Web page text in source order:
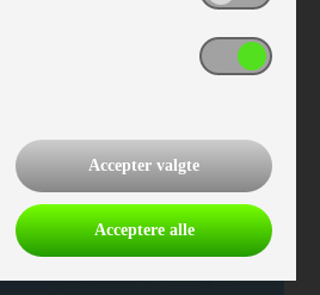
kr 5.289,-
Accepter valgte
Acceptere alle